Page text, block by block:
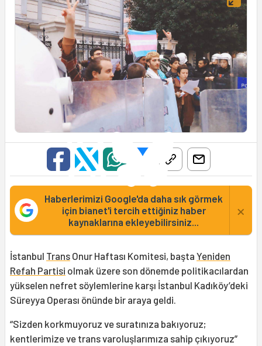
Haberlerimizi Google'da daha sık görmek
için bianet'i tercih ettiğiniz haber
kaynaklarına ekleyebilirsiniz...
×
İstanbul Trans Onur Haftası Komitesi, başta Yeniden
Refah Partisi olmak üzere son dönemde politikacılardan
yükselen nefret söylemlerine karşı İstanbul Kadıköy’deki
Süreyya Operası önünde bir araya geldi.
“Sizden korkmuyoruz ve suratınıza bakıyoruz;
kentlerimize ve trans varoluşlarımıza sahip çıkıyoruz”